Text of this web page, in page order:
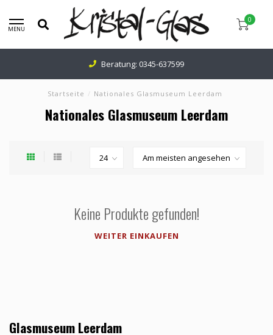
MENU
0
Beratung: 0345-637599
Startseite / Nationales Glasmuseum Leerdam
Nationales Glasmuseum Leerdam
Keine Produkte gefunden!
WEITER EINKAUFEN
Glasmuseum Leerdam